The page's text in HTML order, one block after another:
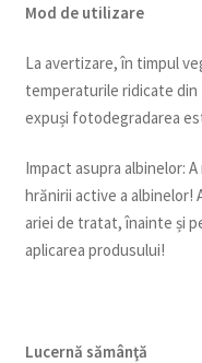
Mod de utilizare
La avertizare, în timpul
temperaturile ridicate
expuși fotodegradarea
Impact asupra albinelor:
hrănirii active a albinelor!
ariei de tratat, înainte și
aplicarea produsului!
Lucernă sămânţă